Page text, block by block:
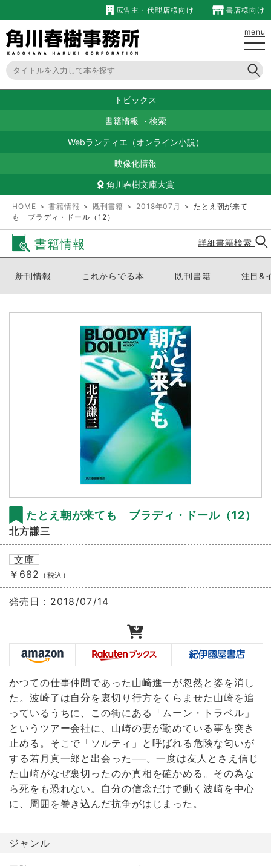
広告主・代理店様向け 書店様向け
menu
トピックス
書籍情報 ・ 検索
Webランティエ（オンライン小説）
映像化情報
角川春樹文庫大賞
HOME ＞書籍情報 ＞ 既刊書籍 ＞ 2018年07月
＞ たとえ朝が来て
も ブラディ・ドール（12）
書籍情報 詳細書籍検索
新刊情報 これからでる本 既刊書籍 注目&
たとえ朝が来ても ブラディ・ドール（12）
北方謙三
文庫
￥682 （税込）
発売日： 2018/07/14
かつての仕事仲間であった山崎進一が忽然と姿を消し
た。波崎了は自分を裏切り行方をくらませた山崎を追
っているうちに、この街にある「ムーン・トラベル」
というツアー会社に、山崎の妻が勤めている事を突き
止める。そこで「ソルティ」と呼ばれる危険な匂いが
する若月真一郎と出会った──。一度は友人とさえ信じ
た山崎がなぜ裏切ったのか真相を確かめる。その為な
ら死をも恐れない。自分の信念だけで動く波崎を中心
に、周囲を巻き込んだ抗争がはじまった。
ジャンル